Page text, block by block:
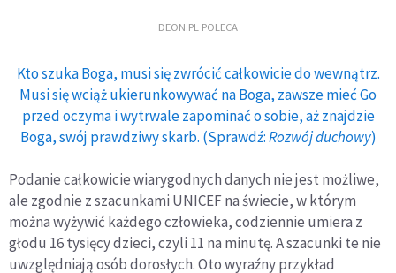
DEON.PL POLECA
Kto szuka Boga, musi się zwrócić całkowicie do wewnątrz.
Musi się wciąż ukierunkowywać na Boga, zawsze mieć Go
przed oczyma i wytrwale zapominać o sobie, aż znajdzie
Boga, swój prawdziwy skarb. (Sprawdź:Rozwój duchowy)
Podanie całkowicie wiarygodnych danych nie jest możliwe,
ale zgodnie z szacunkami UNICEF na świecie, w którym
można wyżywić każdego człowieka, codziennie umiera z
głodu 16 tysięcy dzieci, czyli 11 na minutę. A szacunki te nie
uwzględniają osób dorosłych. Oto wyraźny przykład